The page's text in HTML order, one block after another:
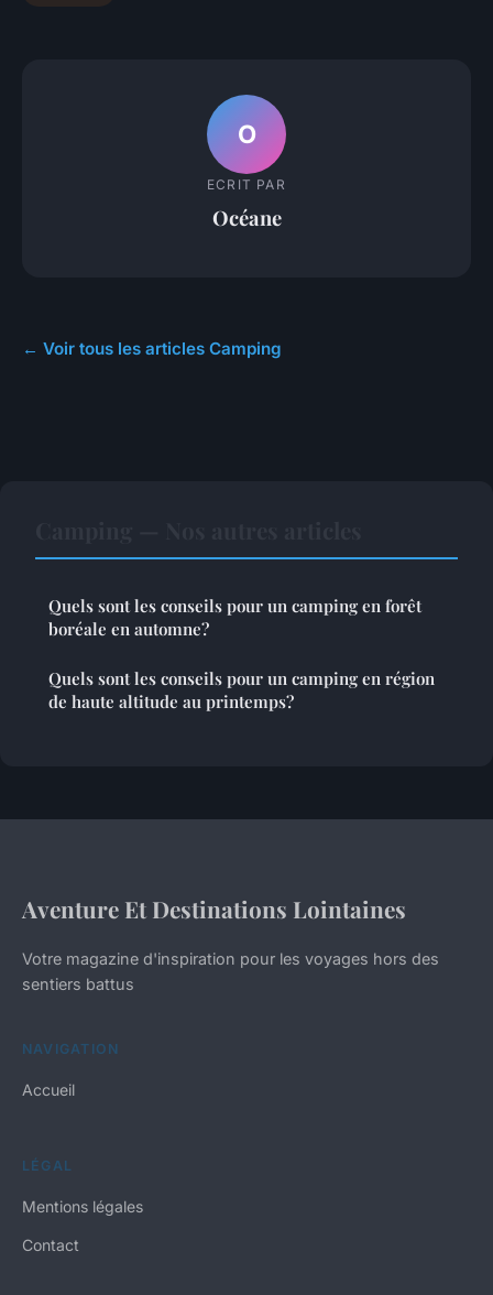
O
ECRIT PAR
Océane
← Voir tous les articles Camping
Quels sont les conseils pour un camping en forêt
boréale en automne?
Quels sont les conseils pour un camping en région
de haute altitude au printemps?
Aventure Et Destinations Lointaines
Votre magazine d'inspiration pour les voyages hors des
sentiers battus
NAVIGATION
Accueil
LÉGAL
Mentions légales
Contact